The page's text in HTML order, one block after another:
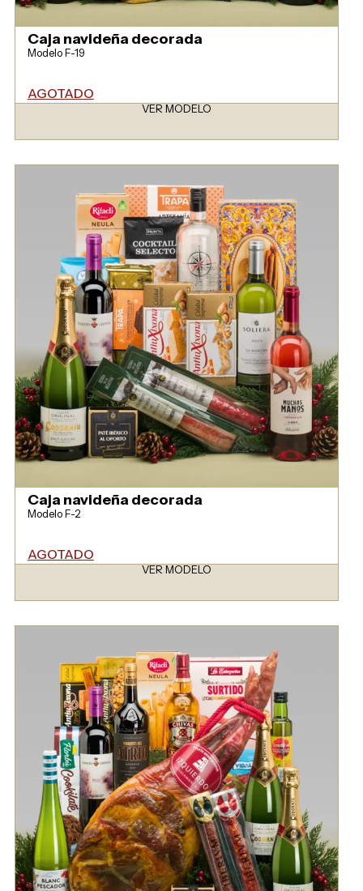
Caja navideña decorada
Modelo F-19
AGOTADO
VER MODELO
Caja navideña decorada
Modelo F-2
AGOTADO
VER MODELO